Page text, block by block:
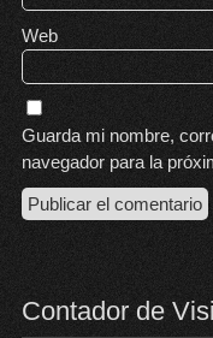
Web
Guarda mi nombre,
navegador para la
Contador de